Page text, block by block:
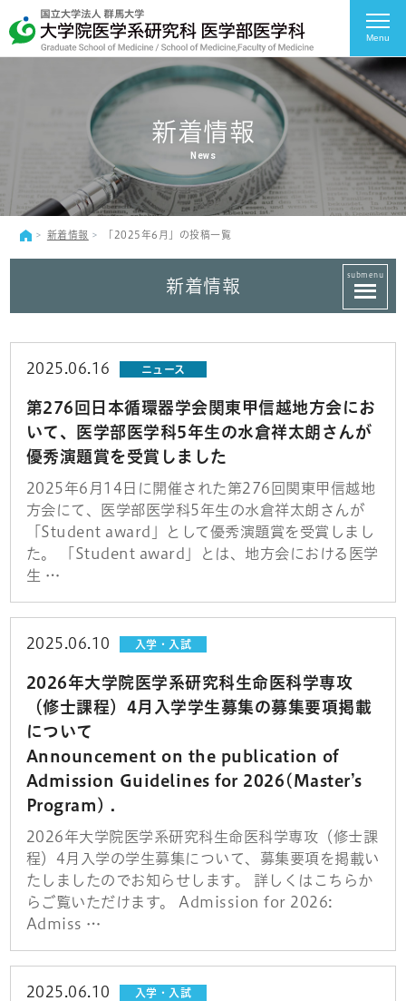
Menu
新着情報
submenu
新着情報
News
新着情報 「2025年6月」の投稿一覧
2025.06.16 ニュース
第276回日本循環器学会関東甲信越地方会にお
いて、医学部医学科5年生の水倉祥太朗さんが
優秀演題賞を受賞しました
2025年6月14日に開催された第276回関東甲信越地
方会にて、医学部医学科5年生の水倉祥太朗さんが
「Student award」として優秀演題賞を受賞しまし
た。 「Student award」とは、地方会における医学
生 …
2025.06.10 入学・入試
2026年大学院医学系研究科生命医科学専攻
（修士課程）4月入学学生募集の募集要項掲載
について
Announcement on the publication of
Admission Guidelines for 2026(Master’s
Program) .
2026年大学院医学系研究科生命医科学専攻（修士課
程）4月入学の学生募集について、募集要項を掲載い
たしましたのでお知らせします。 詳しくはこちらか
らご覧いただけます。 Admission for 2026:
Admiss …
2025.06.10 入学・入試